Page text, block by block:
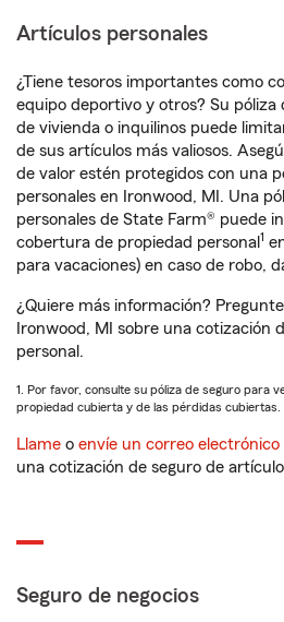
Artículos personales
¿Tiene tesoros importantes como
equipo deportivo y otros? Su póliza
de vivienda o inquilinos puede
de sus artículos más valiosos.
de valor estén protegidos con una
personales en Ironwood, MI. Una
personales de State Farm® puede
cobertura de propiedad personal 1
para vacaciones) en caso de robo,
¿Quiere más información?
Ironwood, MI sobre una cotización
personal.
1. Por favor, consulte su póliza de seguro para
propiedad cubierta y de las pérdidas cubiertas.
Llame o envíe un correo electrónico
una cotización de seguro de
Seguro de negocios